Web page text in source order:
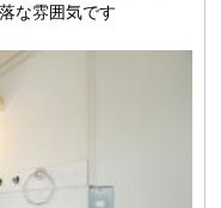
な雰囲気です